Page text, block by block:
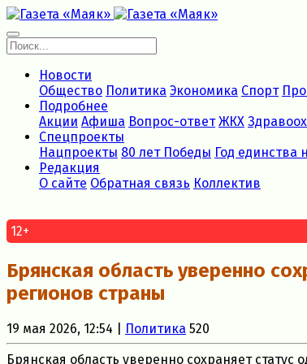
Новости
Общество Политика Экономика Спорт
Подробнее
Акции Афиша Вопрос-ответ ЖКХ
Спецпроекты
Нацпроекты 80 лет Победы Год единства
Редакция
О сайте Обратная связь Коллектив
12+
Брянская область уверенно
регионов страны
19 мая 2026, 12:54 | Политика 520
Брянская область уверенно сохраняет